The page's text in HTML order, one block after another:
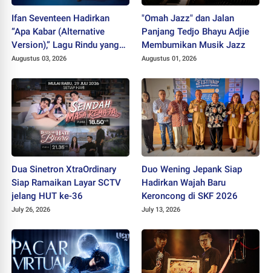
Ifan Seventeen Hadirkan
“Apa Kabar (Alternative
Version),” Lagu Rindu yang
Belum Usai
Augustus 03, 2026
"Omah Jazz" dan Jalan
Panjang Tedjo Bhayu Adjie
Membumikan Musik Jazz
Augustus 01, 2026
Dua Sinetron XtraOrdinary
Siap Ramaikan Layar SCTV
jelang HUT ke-36
July 26, 2026
Duo Wening Jepank Siap
Hadirkan Wajah Baru
Keroncong di SKF 2026
July 13, 2026